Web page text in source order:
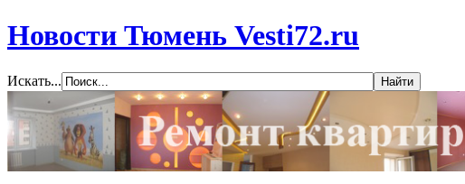
Новости Тюмень Vesti72.ru
Искать...